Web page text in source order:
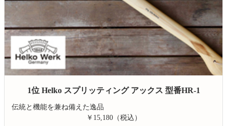
1位 Helko スプリッティング アックス 型番HR-1
伝統と機能を兼ね備えた逸品
￥15,180（税込）